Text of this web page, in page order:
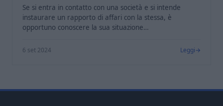
Se si entra in contatto con una società e si intende
instaurare un rapporto di affari con la stessa, è
opportuno conoscere la sua situazione…
6 set 2024 Leggi